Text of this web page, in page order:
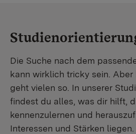
Die Suche nach dem
kann wirklich tricky sein. Aber
geht vielen so. In unserer
findest du alles, was dir hilft,
kennenzulernen und
Interessen und Stärken liegen.